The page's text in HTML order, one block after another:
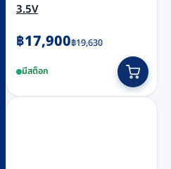
3.5V
฿19,630
Original
was:
฿19,630.
฿17,900
Current
is:
฿17,900.
มีสต็อก